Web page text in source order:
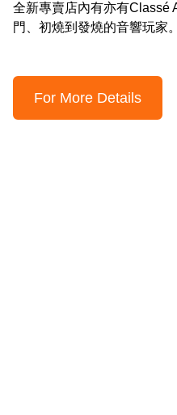
全新專賣店內有亦有Classé
門、初燒到發燒的音響玩家。
For More Details